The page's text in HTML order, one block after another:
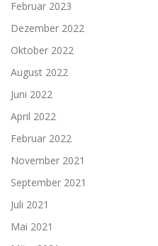
Februar 2023
Dezember 2022
Oktober 2022
August 2022
Juni 2022
April 2022
Februar 2022
November 2021
September 2021
Juli 2021
Mai 2021